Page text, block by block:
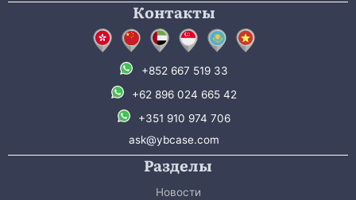
Контакты
+852 667 519 33
+62 896 024 665 42
+351 910 974 706
ask@ybcase.com
Разделы
Новости